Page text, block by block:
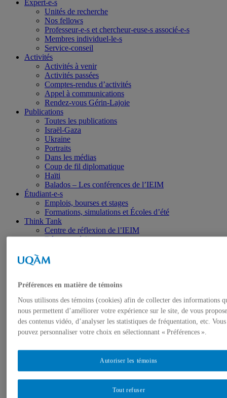
Expert-e-s
Unités de recherche
Nos fellows
Professeur-e-s et chercheur-euse-s associé-e-s
Membres individuel-le-s
Service-conseil
Activités
Activités à venir
Activités passées
Comptes-rendus d’activités
Appel à communications
Rendez-vous Gérin-Lajoie
Publications
Toutes les publications
Israël-Gaza
Ukraine
Portraits
Dans les médias
Coup de fil diplomatique
Haïti
Balados – Les conférences de l’IEIM
Étudiant-e-s
Emplois, bourses et stages
Formations, simulations et Écoles d’été
Think Tank
Centre de réflexion de l’IEIM
Récentes réalisations
Regards de l’IEIM
Un seul monde
Publications
Comité scientifique
Préférences en matière de témoins
Nous utilisons des témoins (cookies) afin de collecter des informations
nous permettent d’améliorer votre expérience sur le site, de vous
des contenus vidéo, d’analyser les statistiques de fréquentation, etc. Vous
pouvez personnaliser votre choix en sélectionnant « Préférences ».
Tout refuser
Autoriser les témoins